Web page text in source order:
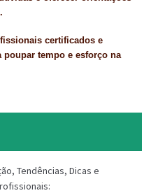
certificados e
poupar tempo e esforço na
Tendências, Dicas e